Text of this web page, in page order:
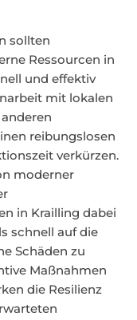
sollten
Ressourcen in
und effektiv
mit lokalen
reibungslosen
verkürzen.
moderner
in Krailling dabei
schnell auf die
Schäden zu
Maßnahmen
die Resilienz